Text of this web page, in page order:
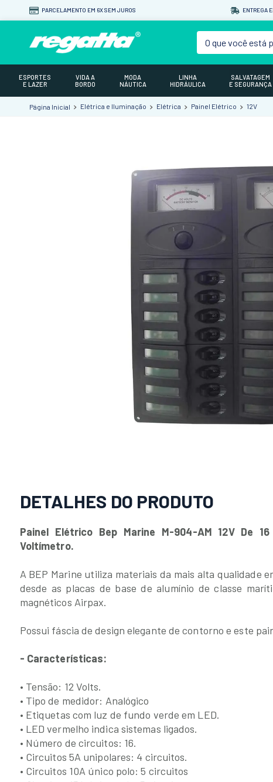
PARCELAMENTO EM 6X SEM JUROS ENTREGA
O que você está
ESPORTES
E LAZER
VIDA A
BORDO
MODA
NÁUTICA
LINHA
HIDRÁULICA
SALVATAGEM
E SEGURANÇA
Elétrica e Iluminação Elétrica Painel Elétrico 12V
DETALHES DO PRODUTO
Painel Elétrico Bep Marine M-904-AM 12V De
Voltímetro.
A BEP Marine utiliza materiais da mais alta qualidade
desde as placas de base de alumínio de classe
magnéticos Airpax.
Possui fáscia de design elegante de contorno e este
- Características:
• Tensão: 12 Volts.
• Tipo de medidor: Analógico
• Etiquetas com luz de fundo verde em LED.
• LED vermelho indica sistemas ligados.
• Número de circuitos: 16.
• Circuitos 5A unipolares: 4 circuitos.
• Circuitos 10A único polo: 5 circuitos